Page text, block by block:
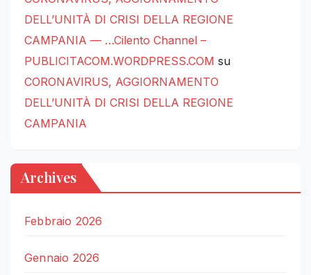
DELL’UNITÀ DI CRISI DELLA REGIONE
CAMPANIA — …Cilento Channel –
PUBLICITACOM.WORDPRESS.COM su
CORONAVIRUS, AGGIORNAMENTO
DELL’UNITÀ DI CRISI DELLA REGIONE
CAMPANIA
Archives
Febbraio 2026
Gennaio 2026